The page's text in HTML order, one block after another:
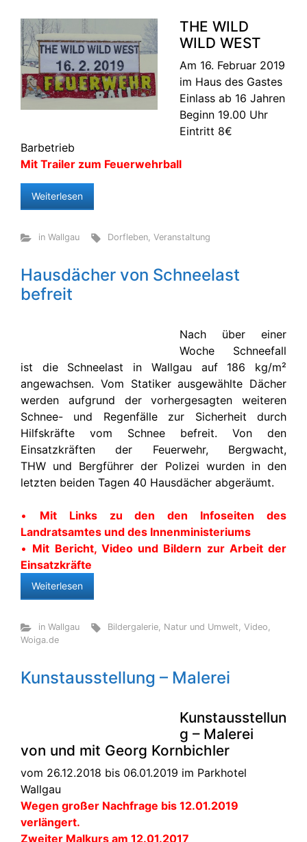
THE WILD
WILD WEST
Am 16. Februar 2019
im Haus des Gastes
Einlass ab 16 Jahren
Beginn 19.00 Uhr
Eintritt 8€
Barbetrieb
Mit Trailer zum Feuerwehrball
Weiterlesen
in Wallgau Dorfleben,Veranstaltung
Hausdächer von Schneelast
befreit
Nach über einer
Woche Schneefall
ist die Schneelast in Wallgau auf 186 kg/m²
angewachsen. Vom Statiker ausgewählte Dächer
werden aufgrund der vorhergesagten weiteren
Schnee- und Regenfälle zur Sicherheit durch
Hilfskräfte vom Schnee befreit. Von den
Einsatzkräften der Feuerwehr, Bergwacht,
THW und Bergführer der Polizei wurden in den
letzten beiden Tagen 40 Hausdächer abgeräumt.
• Mit Links zu den den Infoseiten des
Landratsamtes und des Innenministeriums
• Mit Bericht, Video und Bildern zur Arbeit der
Einsatzkräfte
Weiterlesen
in Wallgau Bildergalerie, Natur und Umwelt,Video,
Woiga.de
Kunstausstellung – Malerei
Kunstausstellun
g – Malerei
von und mit Georg Kornbichler
vom 26.12.2018 bis 06.01.2019 im Parkhotel
Wallgau
Wegen großer Nachfrage bis 12.01.2019
verlängert.
Zweiter Malkurs am 12.01.2017